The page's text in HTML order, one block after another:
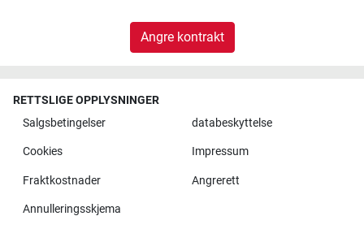
Angre kontrakt
RETTSLIGE OPPLYSNINGER
Salgsbetingelser
databeskyttelse
Cookies Impressum
Fraktkostnader Angrerett
Annulleringsskjema